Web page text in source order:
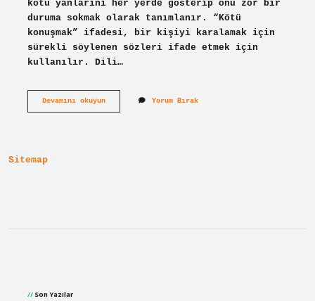
kötü yanlarını her yerde gösterip onu zor bir
duruma sokmak olarak tanımlanır. “Kötü
konuşmak” ifadesi, bir kişiyi karalamak için
sürekli söylenen sözleri ifade etmek için
kullanılır. Dili…
Devamını okuyunDile
Yorum Bırak
Sitemap
Son Yazılar